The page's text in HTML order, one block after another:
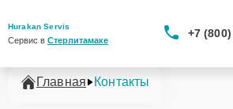
Hurakan Servis
Сервис в Стерлитамаке
+7
Главная Контакты